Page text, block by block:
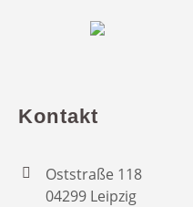
Kontakt
Oststraße 118
04299 Leipzig